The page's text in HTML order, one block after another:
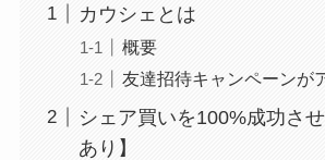
第一生命支店
カウシェとは
概要
友達招待キャンペーンが
シェア買いを100%成功さ
あり】